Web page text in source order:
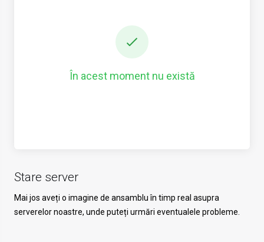
În acest moment nu există
Stare server
Mai jos aveți o imagine de ansamblu în timp real asupra
serverelor noastre, unde puteți urmări eventualele probleme.